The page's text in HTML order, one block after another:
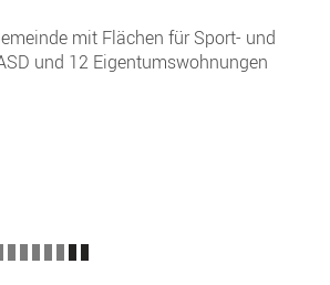
mit Flächen für Sport- und
und 12 Eigentumswohnungen